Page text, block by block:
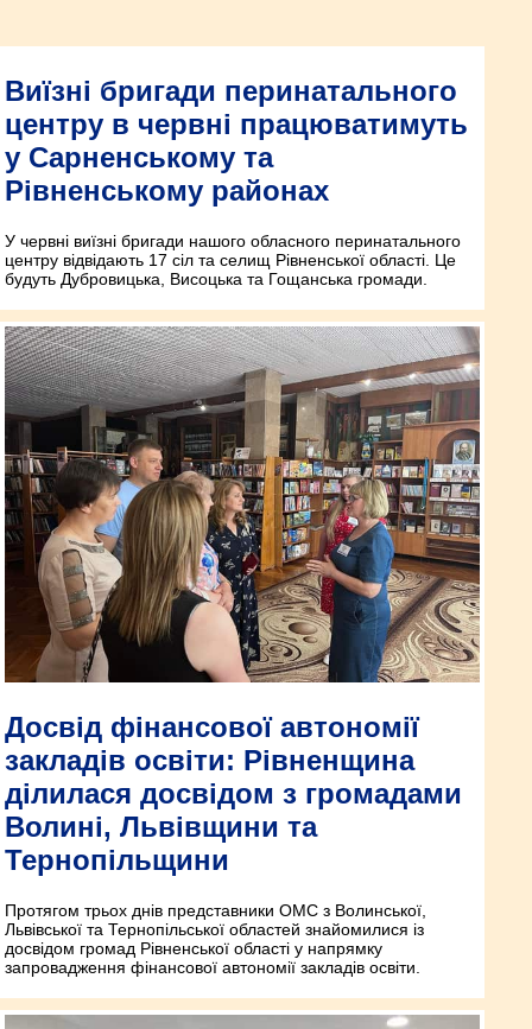
Виїзні бригади перинатального
центру в червні працюватимуть
у Сарненському та
Рівненському районах
У червні виїзні бригади нашого обласного перинатального
центру відвідають 17 сіл та селищ Рівненської області. Це
будуть Дубровицька, Висоцька та Гощанська громади.
Досвід фінансової автономії
закладів освіти: Рівненщина
ділилася досвідом з громадами
Волині, Львівщини та
Тернопільщини
Протягом трьох днів представники ОМС з Волинської,
Львівської та Тернопільської областей знайомилися із
досвідом громад Рівненської області у напрямку
запровадження фінансової автономії закладів освіти.